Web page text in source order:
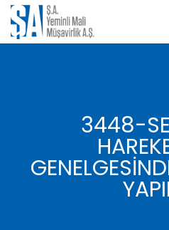
3448-